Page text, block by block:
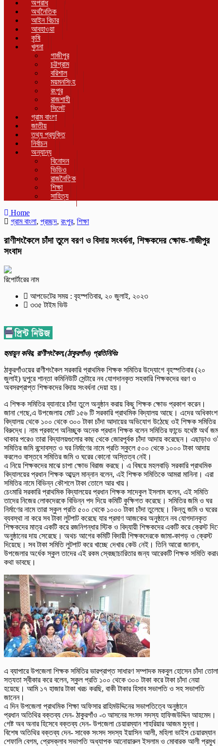
অপরাধ
অর্থনৈতিক
আইন বিচার
আবহাওয়া
কৃষি
খুলনা
গাজীপুর
চট্টগ্রাম
বরিশাল
ময়মনসিংহ
রংপুর
রাজশাহী
সিলেট
গ্রাম বাংলা
জাতীয়
তথ্য প্রযুক্তি
নির্বাচন
অন্যান্য
বিনোদন
ভিডিও
রাজনৈতিক
শিক্ষা
সাহিত্য
Home
গ্রাম বাংলা, প্রচ্ছদ, রংপুর, শিক্ষা
রাণীশংকৈলে চাঁদা তুলে বরণ ও বিদায় সংবর্ধনা, শিক্ষকদের ক্ষোভ-গাজীপুর
সংবাদ
রিপোর্টারের নাম
আপডেটের সময় : বৃহস্পতিবার, ২০ জুলাই, ২০২৩
৩৩৫ টাইম ভিউ
হুমায়ুন কবির, রাণীশংকৈল,(ঠাকুরগাঁও) প্রতিনিধিঃ
ঠাকুরগাঁওয়ের রাণীশংকৈল সরকারি প্রাথমিক শিক্ষক সমিতির উদ্যোগে বৃহস্পতিবার (২০
জুলাই) দুপুরে শান্তা কমিনিউটি সেন্টারে নব যোগদানকৃত সহকারি শিক্ষকদের বরণ ও
অবসরপ্রাপ্ত শিক্ষকদের বিদায় সংবর্ধনা দেয়া হয়।
এ শিক্ষক সমিতির ব্যানারে চাঁদা তুলে অনুষ্ঠান করায় কিছু শিক্ষক ক্ষোভ প্রকাশ করেন।
জানা গেছে,এ উপজেলায় মোট ১৫৬ টি সরকারি প্রাথমিক বিদ্যালয় আছে। এদের অধিকাংশ
বিদ্যালয় থেকে ১০০ থেকে ৩০০ টাকা চাঁদা আদায়ের অভিযোগ উঠেছে ওই শিক্ষক সমিতির
বিরুদ্ধে। নাম প্রকাশে অনিচ্ছুক অনেক প্রধান শিক্ষক বলেন সমিতির ফান্ডে যথেষ্ট অর্থ
থাকার পরেও তারা বিদ্যালয়গুলোর কাছ থেকে জোরপূর্বক চাঁদা আদায় করেছেন। এছাড়াও
সমিতির জমি বন্দোবস্ত ও ঘর নির্মাণের নামে প্রতি স্কুলে ৫০০ থেকে ১০০০ টাকা আদায়
করলেও বাস্তবে সমিতির জমি ও ঘরের কোনো অস্তিত্ব নেই।
এ নিয়ে শিক্ষকদের মাঝে চাপা ক্ষোভ বিরাজ করছে। এ বিষয়ে মহলবাড়ি সরকারি প্রাথমিক
বিদ্যালয়ের প্রধান শিক্ষক আব্দুল মান্নান বলেন, এই শিক্ষক সমিতিকে আমরা মানিনা। এরা
সমিতির নামে বিভিন্ন কৌশলে টাকা তোলে আর খায়।
চেংমারি সরকারি প্রাথমিক বিদ্যালয়ের প্রধান শিক্ষক সাদেকুল ইসলাম বলেন, এই সমিতি
তাদের নিজের লোকদেরকে বিভিন্ন পদ দিয়ে কমিটি কুক্ষিগত করেছে। সমিতির জমি ও ঘর
নির্মাণের নামে তারা স্কুল প্রতি ৫০০ থেকে ১০০০ টাকা চাঁদা তুলেছে। কিন্তু জমি ও ঘরের
ব্যবস্থা না করে সব টাকা লুটপাট করেছে যার প্রমাণ আজকের অনুষ্ঠানে নব যোগদানকৃত
শিক্ষকদের মাত্র একটি করে রজনিগন্ধার স্টিক ও বিদ্যায়ী শিক্ষকদের একটি করে ক্রেস্ট
অনুষ্ঠানের দায় সেরেছে। অথচ আগের কমিটি বিদায়ী শিক্ষকদেরকে জামা-কাপড় ও ক্রেস্ট
দিয়েছে। সব টাকা সমিতি লুটপাট করে খাচ্ছে দেখার কেউ নেই। তিনি আরো জানান,
উপজেলার অর্ধেক স্কুল তাদের এই রকম স্বেচ্ছাচারিতার জন্য আরেকটি শিক্ষক সমিতি
কথা ভাবছে।
এ ব্যাপারে উপজেলা শিক্ষক সমিতির ভারপ্রাপ্ত সাধারণ সম্পাদক মকবুল হোসেন চাঁদা
সত্যতা স্বীকার করে বলেন, স্কুল প্রতি ১০০ থেকে ৩০০ টাকা করে টাকা চাঁদা নেয়া
হয়েছে। আমি ১৭ হাজার টাকা খরচ করছি, বাকী টাকার হিসাব সভাপতি ও সহ সভাপতি
জানেন।
এ দিন উপজেলা প্রাথমিক শিক্ষা অফিসার রাহিমউদ্দিনের সভাপতিত্বে অনুষ্ঠানে
প্রধান অতিথির বক্তব্য দেন- ঠাকুরগাঁও -৩ আসনের সংসদ সদস্য হাফিজউদ্দিন আহমেদ।
গেষ্ট অব অনার হিসেবে বক্তব্য দেন- উপজেলা চেয়ারম্যান শাহরিয়ার আজম মুন্না।
বিশেষ অতিথির বক্তব্য দেন- সাবেক সংসদ সদস্য ইয়াসিন আলী, মহিলা ভাইস চেয়ারম্যান
শেফালি বেগম, প্রেসক্লাব সভাপতি অধ্যাপক আনোয়ারুল ইসলাম ও মোবারক আলী